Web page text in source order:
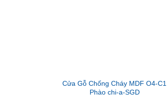
Cửa Gỗ Chống Cháy MDF O4-C1
Phào chi-a-SGD